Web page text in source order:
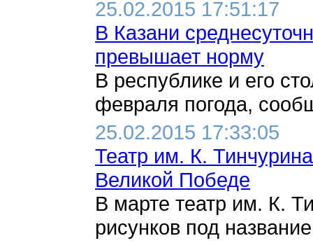
25.02.2015 17:51:17
В Казани
превышает норму
В республике и его
февраля погода,
25.02.2015 17:33:05
Театр им. К.
Великой Победе
В марте театр им. К.
рисунков под